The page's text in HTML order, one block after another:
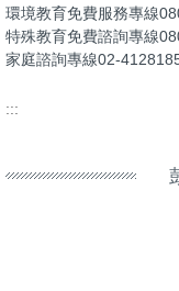
環境教育免費服務專線
特殊教育免費諮詢專線
家庭諮詢專線02-
:::